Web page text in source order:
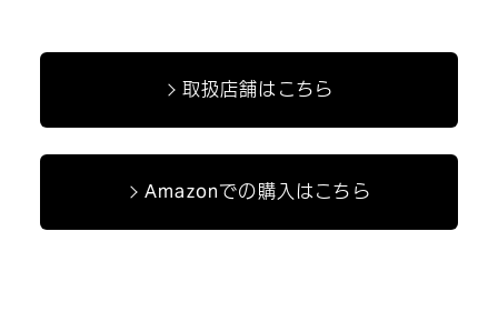
取扱店舗はこちら
Amazonでの購入はこちら